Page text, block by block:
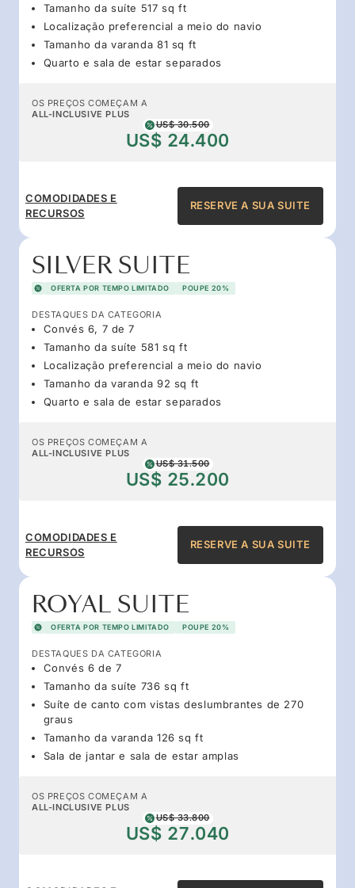
Tamanho da suíte 517 sq ft
Localização preferencial a meio do navio
Tamanho da varanda 81 sq ft
Quarto e sala de estar separados
OS PREÇOS COMEÇAM A
ALL-INCLUSIVE PLUS
US$ 30.500
US$ 24.400
COMODIDADES E
RECURSOS
RESERVE A SUA SUITE
SILVER SUITE
OFERTA POR TEMPO LIMITADO POUPE 20%
DESTAQUES DA CATEGORIA
Convés 6, 7 de 7
Tamanho da suíte 581 sq ft
Localização preferencial a meio do navio
Tamanho da varanda 92 sq ft
Quarto e sala de estar separados
OS PREÇOS COMEÇAM A
ALL-INCLUSIVE PLUS
US$ 31.500
US$ 25.200
COMODIDADES E
RECURSOS
RESERVE A SUA SUITE
ROYAL SUITE
OFERTA POR TEMPO LIMITADO POUPE 20%
DESTAQUES DA CATEGORIA
Convés 6 de 7
Tamanho da suíte 736 sq ft
Suíte de canto com vistas deslumbrantes de 270
graus
Tamanho da varanda 126 sq ft
Sala de jantar e sala de estar amplas
OS PREÇOS COMEÇAM A
ALL-INCLUSIVE PLUS
US$ 33.800
US$ 27.040